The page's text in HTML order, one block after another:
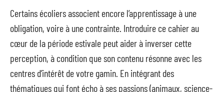
Certains écoliers associent encore l’apprentissage à une
obligation, voire à une contrainte. Introduire ce cahier au
cœur de la période estivale peut aider à inverser cette
perception, à condition que son contenu résonne avec les
centres d’intérêt de votre gamin. En intégrant des
thématiques qui font écho à ses passions (animaux, science-